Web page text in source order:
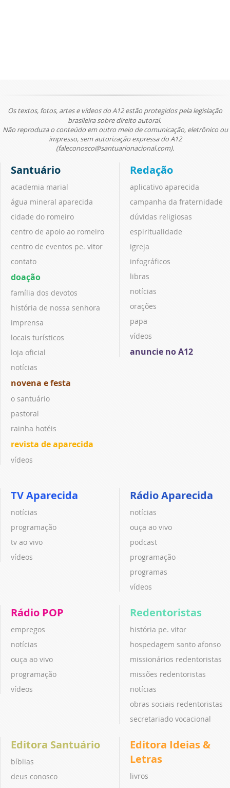
Os textos, fotos, artes e vídeos do A12 estão protegidos pela legislação
brasileira sobre direito autoral.
Não reproduza o conteúdo em outro meio de comunicação, eletrônico ou
impresso, sem autorização expressa do A12
(faleconosco@santuarionacional.com).
Santuário
academia marial
água mineral aparecida
cidade do romeiro
centro de apoio ao romeiro
centro de eventos pe. vitor
contato
doação
família dos devotos
história de nossa senhora
imprensa
locais turísticos
loja oficial
notícias
novena e festa
o santuário
pastoral
rainha hotéis
revista de aparecida
vídeos
Redação
aplicativo aparecida
campanha da fraternidade
dúvidas religiosas
espiritualidade
igreja
infográficos
libras
notícias
orações
papa
vídeos
anuncie no A12
TV Aparecida
notícias
programação
tv ao vivo
vídeos
Rádio Aparecida
notícias
ouça ao vivo
podcast
programação
programas
vídeos
Rádio POP
empregos
notícias
ouça ao vivo
programação
vídeos
Redentoristas
história pe. vitor
hospedagem santo afonso
missionários redentoristas
missões redentoristas
notícias
obras sociais redentoristas
secretariado vocacional
Editora Santuário
bíblias
deus conosco
Editora Ideias &
Letras
livros